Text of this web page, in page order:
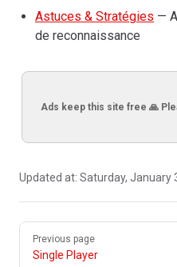
Astuces & Stratégies —
de reconnaissance
Ads keep this site free 🙏
Updated at: Saturday, January
Pager
Previous page
Single Player